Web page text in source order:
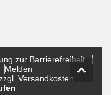
zur Barrierefreiheit
Melden
Versandkosten